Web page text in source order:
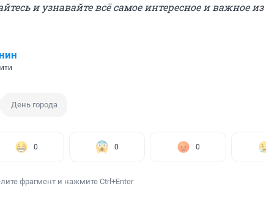
и узнавайте всё самое интересное и важное
День города
0 0 0
фрагмент и нажмите Ctrl+Enter